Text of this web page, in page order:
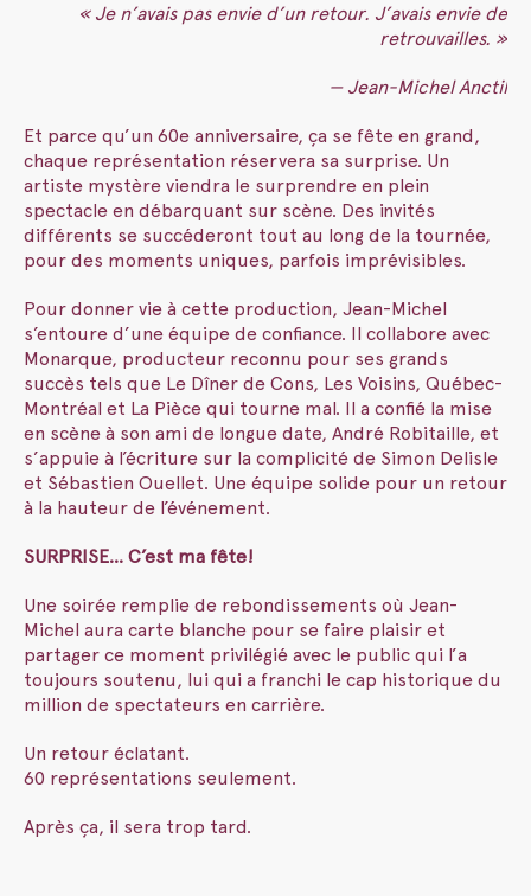
« Je n’avais pas envie d’un retour. J’avais envie de
retrouvailles. »
— Jean-Michel Anctil
Et parce qu’un 60e anniversaire, ça se fête en grand,
chaque représentation réservera sa surprise. Un
artiste mystère viendra le surprendre en plein
spectacle en débarquant sur scène. Des invités
différents se succéderont tout au long de la tournée,
pour des moments uniques, parfois imprévisibles.
Pour donner vie à cette production, Jean-Michel
s’entoure d’une équipe de confiance. Il collabore avec
Monarque, producteur reconnu pour ses grands
succès tels que Le Dîner de Cons, Les Voisins, Québec-
Montréal et La Pièce qui tourne mal. Il a confié la mise
en scène à son ami de longue date, André Robitaille, et
s’appuie à l’écriture sur la complicité de Simon Delisle
et Sébastien Ouellet. Une équipe solide pour un retour
à la hauteur de l’événement.
SURPRISE… C’est ma fête!
Une soirée remplie de rebondissements où Jean-
Michel aura carte blanche pour se faire plaisir et
partager ce moment privilégié avec le public qui l’a
toujours soutenu, lui qui a franchi le cap historique du
million de spectateurs en carrière.
Un retour éclatant.
60 représentations seulement.
Après ça, il sera trop tard.